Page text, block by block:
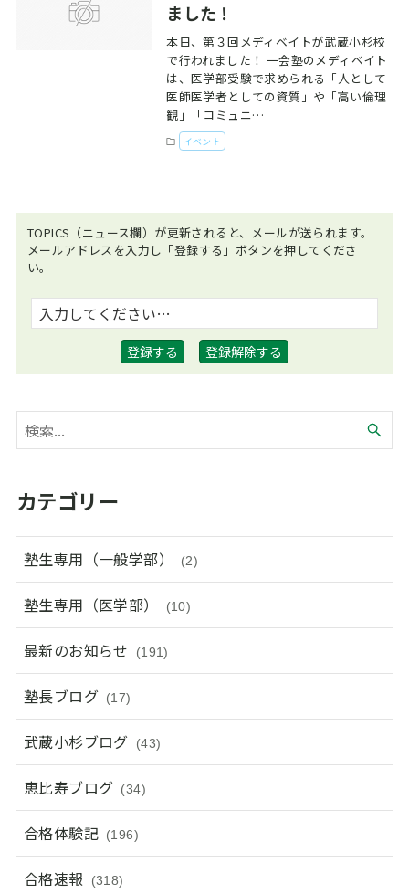
ました！
本日、第３回メディベイトが武蔵小杉校
で行われました！ 一会塾のメディベイト
は、医学部受験で求められる「人として
医師医学者としての資質」や「高い倫理
観」「コミュニ…
イベント
TOPICS（ニュース欄）が更新されると、メールが送られます。
メールアドレスを入力し「登録する」ボタンを押してくださ
い。
カテゴリー
塾生専用（一般学部） (2)
塾生専用（医学部） (10)
最新のお知らせ (191)
塾長ブログ (17)
武蔵小杉ブログ (43)
恵比寿ブログ (34)
合格体験記 (196)
合格速報 (318)